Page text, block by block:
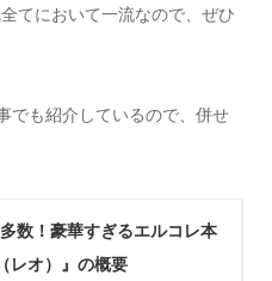
てにおいて一流なので、ぜひ
でも紹介しているので、併せ
数！豪華すぎるエルコレ本
レオ）』の概要